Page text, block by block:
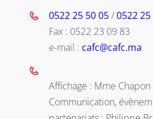
0522 25 50 05/0522
Fax : 0522 23 09 83
e-mail : cafc@cafc.ma
Affichage : Mme
Communication,